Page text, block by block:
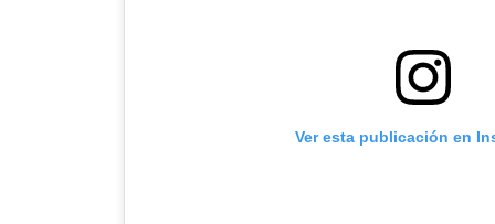
Ver esta publicación en